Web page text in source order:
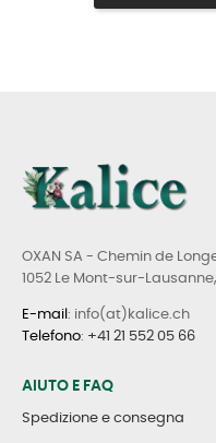
OXAN SA - Chemin de
1052 Le Mont-sur-
E-mail : info(at)kalice.ch
Telefono: +41 21 552 05 66
AIUTO E FAQ
Spedizione e consegna